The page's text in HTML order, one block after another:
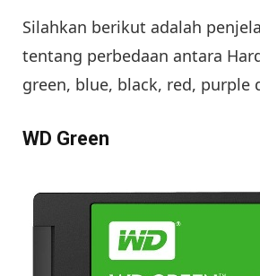
Silahkan berikut adalah
tentang perbedaan antara
green, blue, black, red, purple
WD Green